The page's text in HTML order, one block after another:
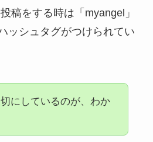
稿をする時は「myangel」
ッシュタグがつけられてい
にしているのが、わか